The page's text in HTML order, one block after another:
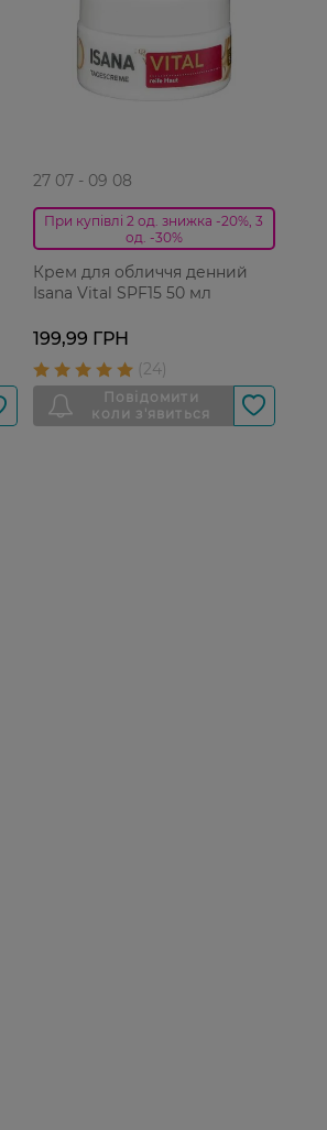
27 07 - 09 08
При купівлі 2 од. знижка -20%, 3
од. -30%
Крем для обличчя денний
Isana Vital SPF15 50 мл
199,99 ГРН